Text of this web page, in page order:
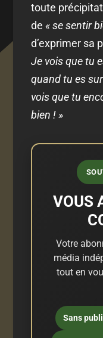
toute
de« se sentir
d’exprimer sa
Je vois que tu
quand tu es
vois que tu
bien ! »
VOUS
Votre
média
tout en
Sans